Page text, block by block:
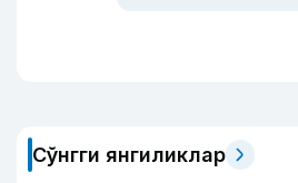
Сўнгги янгиликлар